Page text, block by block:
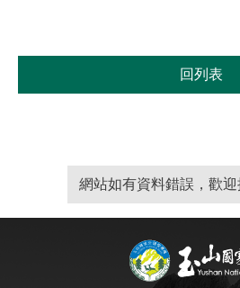
回列表
網站如有資料錯誤，歡